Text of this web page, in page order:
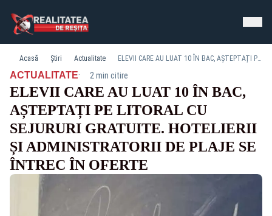
Acasă Știri Actualitate ELEVII CARE AU LUAT 10 ÎN BAC, AȘTEPTAȚI PE LITORAL CU SEJURURI GRATUITE. HOTELIERII ȘI ADMINISTRATORII DE PLAJE SE ÎNTREC ÎN OFERTE
ACTUALITATE· 2 min citire
ELEVII CARE AU LUAT 10 ÎN BAC,
AȘTEPTAȚI PE LITORAL CU
SEJURURI GRATUITE. HOTELIERII
ȘI ADMINISTRATORII DE PLAJE SE
ÎNTREC ÎN OFERTE